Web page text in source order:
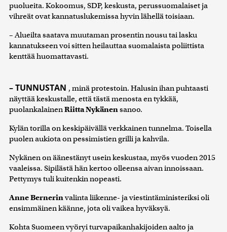
puolueita. Kokoomus, SDP, keskusta, perussuomalaiset ja
vihreät ovat kannatuslukemissa hyvin lähellä toisiaan.
– Alueilta saatava muutaman prosentin nousu tai lasku
kannatukseen voi sitten heilauttaa suomalaista poliittista
kenttää huomattavasti.
– TUNNUSTAN , minä protestoin. Halusin ihan puhtaasti
näyttää keskustalle, että tästä menosta en tykkää,
puolankalainenRiitta Nykänensanoo.
Kylän torilla on keskipäivällä verkkainen tunnelma. Toisella
puolen aukiota on pessimistien grilli ja kahvila.
Nykänen on äänestänyt usein keskustaa, myös vuoden 2015
vaaleissa. Sipilästä hän kertoo olleensa aivan innoissaan.
Pettymys tuli kuitenkin nopeasti.
Anne Bernerinvalinta liikenne- ja viestintäministeriksi oli
ensimmäinen käänne, jota oli vaikea hyväksyä.
Kohta Suomeen vyöryi turvapaikanhakijoiden aalto ja